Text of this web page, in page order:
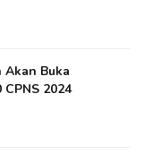
Akan Buka
2024